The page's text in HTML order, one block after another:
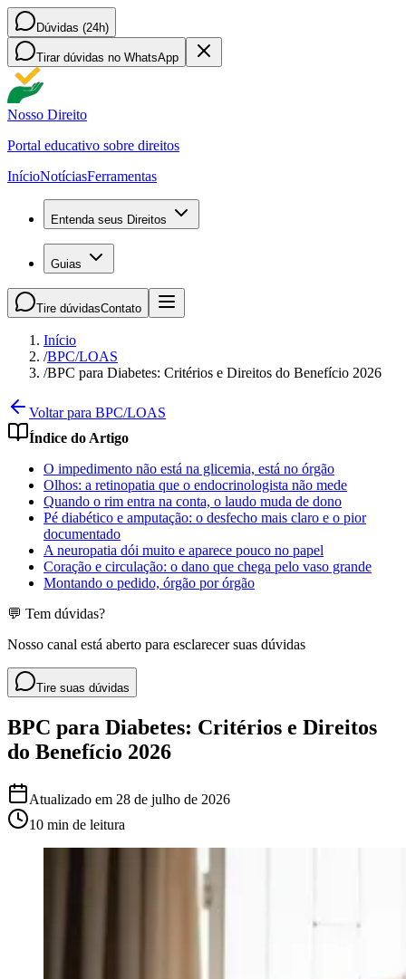
Dúvidas (24h)
Tirar dúvidas no WhatsApp
Nosso Direito
Portal educativo sobre direitos
InícioNotíciasFerramentas
Entenda seus Direitos
Guias
Tire dúvidasContato
Início
/BPC/LOAS
/BPC para Diabetes: Critérios e Direitos do Benefício 2026
Voltar para BPC/LOAS
Índice do Artigo
O impedimento não está na glicemia, está no órgão
Olhos: a retinopatia que o endocrinologista não mede
Quando o rim entra na conta, o laudo muda de dono
Pé diabético e amputação: o desfecho mais claro e o pior
documentado
A neuropatia dói muito e aparece pouco no papel
Coração e circulação: o dano que chega pelo vaso grande
Montando o pedido, órgão por órgão
💬 Tem dúvidas?
Nosso canal está aberto para esclarecer suas dúvidas
Tire suas dúvidas
BPC para Diabetes: Critérios e Direitos
do Benefício 2026
Atualizado em 28 de julho de 2026
10 min de leitura